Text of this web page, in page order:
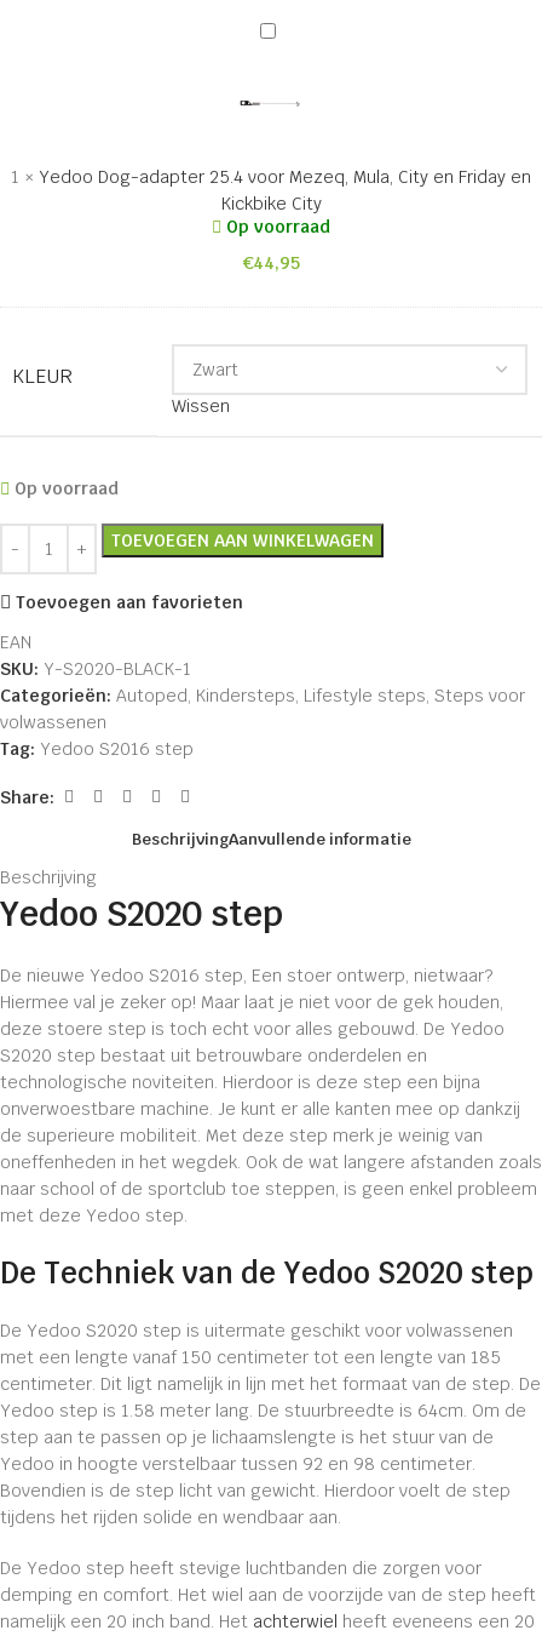
Yedoo
25.4
Mula,
City
Friday
City
1 × Yedoo Dog-adapter 25.4 voor Mezeq, Mula, City en Friday en
Kickbike City
Op voorraad
€44,95
KLEUR
Wissen
Op voorraad
TOEVOEGEN AAN WINKELWAGEN
Toevoegen aan favorieten
EAN
SKU: Y-S2020-BLACK-1
Categorieën: Autoped, Kindersteps, Lifestyle steps, Steps voor
volwassenen
Tag: Yedoo S2016 step
Share:
BeschrijvingAanvullende informatie
Beschrijving
Yedoo S2020 step
De nieuwe Yedoo S2016 step, Een stoer ontwerp, nietwaar?
Hiermee val je zeker op! Maar laat je niet voor de gek houden,
deze stoere step is toch echt voor alles gebouwd. De Yedoo
S2020 step bestaat uit betrouwbare onderdelen en
technologische noviteiten. Hierdoor is deze step een bijna
onverwoestbare machine. Je kunt er alle kanten mee op dankzij
de superieure mobiliteit. Met deze step merk je weinig van
oneffenheden in het wegdek. Ook de wat langere afstanden zoals
naar school of de sportclub toe steppen, is geen enkel probleem
met deze Yedoo step.
De Techniek van de Yedoo S2020 step
De Yedoo S2020 step is uitermate geschikt voor volwassenen
met een lengte vanaf 150 centimeter tot een lengte van 185
centimeter. Dit ligt namelijk in lijn met het formaat van de step. De
Yedoo step is 1.58 meter lang. De stuurbreedte is 64cm. Om de
step aan te passen op je lichaamslengte is het stuur van de
Yedoo in hoogte verstelbaar tussen 92 en 98 centimeter.
Bovendien is de step licht van gewicht. Hierdoor voelt de step
tijdens het rijden solide en wendbaar aan.
De Yedoo step heeft stevige luchtbanden die zorgen voor
demping en comfort. Het wiel aan de voorzijde van de step heeft
namelijk een 20 inch band. Het achterwiel heeft eveneens een 20